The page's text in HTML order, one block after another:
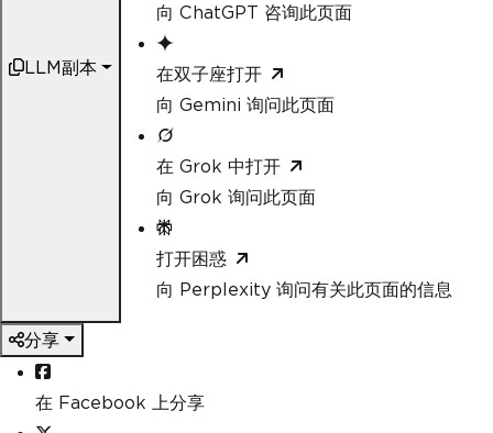
LLM副本
向 ChatGPT 咨询此页面
在双子座打开
向 Gemini 询问此页面
在 Grok 中打开
向 Grok 询问此页面
打开困惑
向 Perplexity 询问有关此页面的信息
分享
在 Facebook 上分享